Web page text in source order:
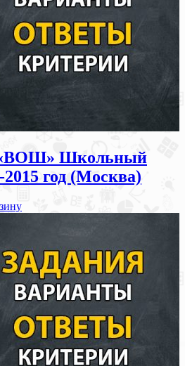
«ВОШ» Школьный
2015 год (Москва)